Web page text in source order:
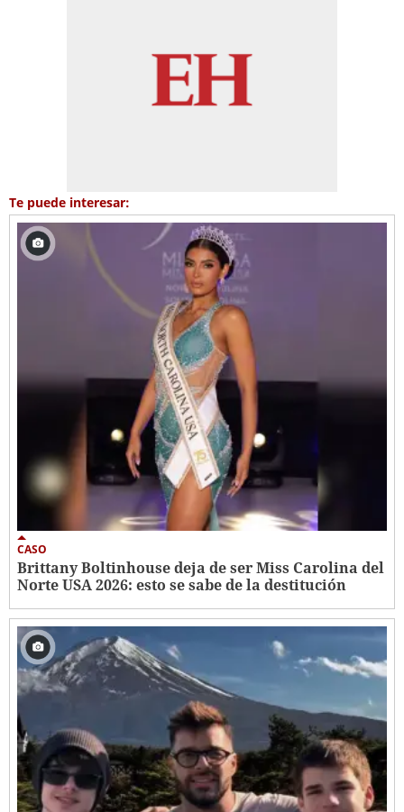
Te puede interesar:
CASO
Brittany Boltinhouse deja de ser Miss Carolina del
Norte USA 2026: esto se sabe de la destitución